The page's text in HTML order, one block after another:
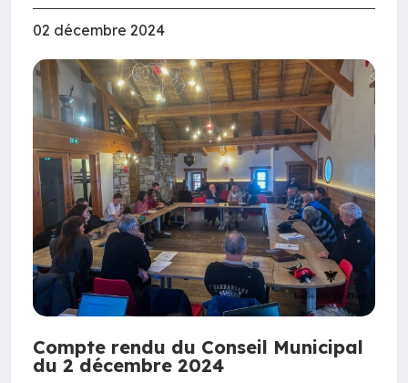
02 décembre 2024
Compte rendu du Conseil Municipal
du 2 décembre 2024